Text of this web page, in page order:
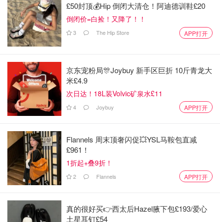
£50封顶💰Hip 倒闭大清仓！阿迪德训鞋£20
倒闭价=白捡！又降了！！
3 The Hip Store APP打开
京东宠粉局🎊Joybuy 新手区巨折 10斤青龙大
米£4.9
次日达！18L装Volvic矿泉水£11
4 Joybuy APP打开
Flannels 周末顶奢闪促💥YSL马鞍包直减
£961！
1折起+叠9折！
2 Flannels APP打开
真的很好买👉西太后Hazel腋下包£193/爱心
土星耳钉£54